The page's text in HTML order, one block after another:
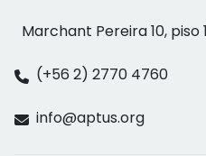
Marchant Pereira 10, piso
(+56 2) 2770 4760
info@aptus.org